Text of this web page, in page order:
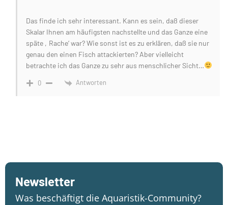
Das finde ich sehr interessant. Kann es sein, daß dieser
Skalar Ihnen am häufigsten nachstellte und das Ganze eine
späte ‚Rache‘ war? Wie sonst ist es zu erklären, daß sie nur
genau den einen Fisch attackierten? Aber vielleicht
betrachte ich das Ganze zu sehr aus menschlicher Sicht…
0 Antworten
Newsletter
Was beschäftigt die Aquaristik-Community?